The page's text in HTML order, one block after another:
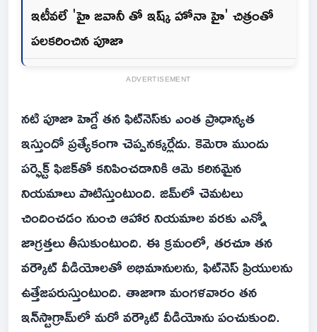
ఇటీవలే 'హై జవానీ తో ఇష్క్ హోనా హై' చిత్రంతో
పలకరించిన పూజా
ADVERTISEMENT
నటి పూజా హెగ్డే తన ఫిట్‌నెస్‌కు ఎంత ప్రాధాన్యత
ఇస్తుందో ప్రత్యేకంగా చెప్పనక్కర్లేదు. కెమెరా ముందు
పర్ఫెక్ట్ ఫిజిక్‌తో కనిపించడానికి ఆమె కఠినమైన
నియమాలు పాటిస్తుంటుంది. జిమ్‌లో చెమటలు
చిందించడం నుంచి ఆహార నియమాల వరకు ఎన్నో
జాగ్రత్తలు తీసుకుంటుంది. ఈ క్రమంలో, తరచూ తన
వర్కౌట్ వీడియోలతో అభిమానులను, ఫిట్‌నెస్ ప్రియులను
ఉత్తేజపరుస్తుంటుంది. తాజాగా మంగళవారం తన
ఇన్‌స్టాగ్రామ్‌లో మరో వర్కౌట్ వీడియోను పంచుకుంది.